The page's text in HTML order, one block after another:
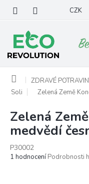
obsah
CZK
Domů ZDRAVÉ
Soli
Zelená Země
Zelená
medvědí
P30002
Průměrné
1 hodnocení Podrobnosti